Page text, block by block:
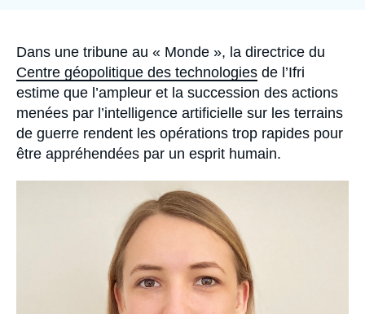
Accroche
Dans une tribune au « Monde », la directrice du
Centre géopolitique des technologies de l’Ifri
estime que l’ampleur et la succession des actions
menées par l’intelligence artificielle sur les terrains
de guerre rendent les opérations trop rapides pour
être appréhendées par un esprit humain.